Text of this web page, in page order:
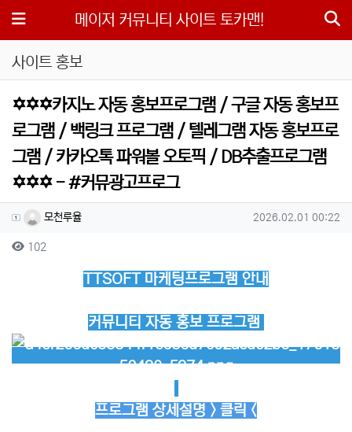
메뉴 메이저 커뮤니티 사이트 토카맨!
사이트 홍보
✡️✡️✡️카지노 자동 홍보프로그램 / 구글 자동 홍보프
로그램 / 백링크 프로그램 / 텔레그램 자동 홍보프로
그램 / 카카오톡 파워볼 오토픽 / DB추출프로그램
✡️✡️✡️ - #커뮤광고프로그
작성자 정보
모천루율작성 작성일
2026.02.01 00:22
컨텐츠 정보
102
TTSOFT 마케팅프로그램 안내
커뮤니티 자동 홍보 프로그램
프로그램 상세설명 > 클릭 <